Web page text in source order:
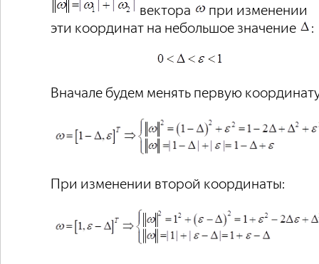
вектора
при изменении
эти координат на небольшое значение
:
Вначале будем менять первую
При изменении второй координаты: